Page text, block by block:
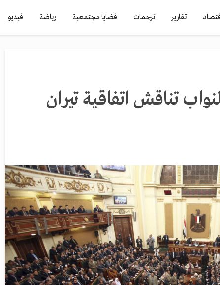
تقارير ترجمات قضايا مجتمعية رياضة فيديو
تناقش اتفاقية تيران